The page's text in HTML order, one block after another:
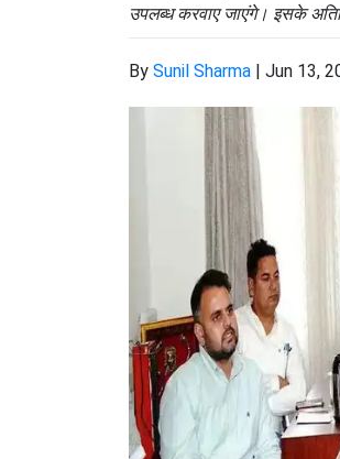
उपलब्ध करवाए जाएंगे। इसके
By Sunil Sharma | Jun 13,